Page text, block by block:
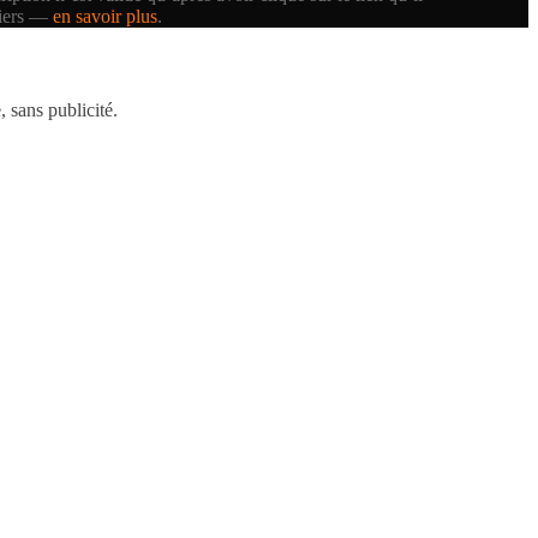
— en savoir plus.
sans publicité.